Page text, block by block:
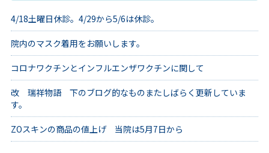
4/18土曜日休診。4/29から5/6は休診。
院内のマスク着用をお願いします。
コロナワクチンとインフルエンザワクチンに関して
改 瑞祥物語 下のブログ的なものまたしばらく更新していま
す。
ZOスキンの商品の値上げ 当院は5月7日から